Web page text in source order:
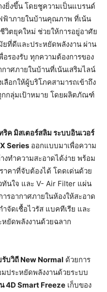
ยิ่งขึ้น โดยชูความเป็นแบรนด์
ฟ้าภายในบ้านคุณภาพ ที่เน้น
วิตยุคใหม่ ช่วยให้การอยู่อาศัย
ที่ดีและประหยัดพลังงาน ผ่าน
รองรับ ทุกความต้องการของ
าศภายในบ้านที่เน้นเสริมไลน์
ลือกให้ผู้บริโภคสามารถเข้าถึง
กลุ่มเป้าหมาย โดยผลิตภัณฑ์
ค มิสเตอร์สลิม ระบบอินเวอร์
Series ออกแบบมาเพื่อความ
ทำความสะอาดได้ง่าย พร้อม
คาที่จับต้องได้ โดดเด่นด้วย
ทันใจ และ V- Air Filter แผ่น
รอากาศภายในห้องให้สะอาด
จัดเชื้อไวรัส แบคทีเรีย และ
หยัดพลังงานด้วยฉลาก
บวิถี New Normal ด้วยการ
ประหยัดพลังงานด้วยระบบ
4D Smart Freeze เก็บของ